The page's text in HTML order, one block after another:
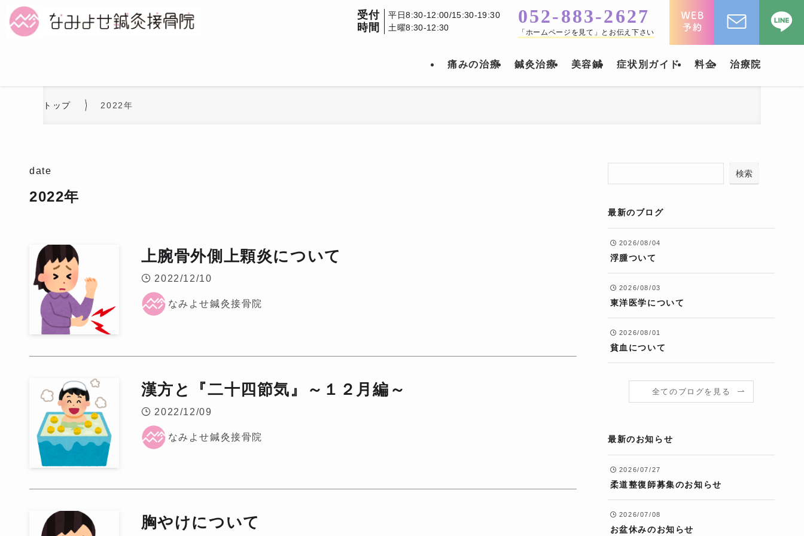
受付
時間
平日8:30-12:00/15:30-19:30
土曜8:30-12:30
052-883-2627
「ホームページを見て」とお伝え下さい
痛みの治療 鍼灸治療 美容鍼 症状別ガイド 料金 治療院
トップ 2022年
date
2022年
上腕骨外側上顆炎について
2022/12/10
なみよせ鍼灸接骨院
漢方と『二十四節気』～１２月編～
2022/12/09
なみよせ鍼灸接骨院
胸やけについて
検索
最新のブログ
2026/08/04
浮腫ついて
2026/08/03
東洋医学について
2026/08/01
貧血について
全てのブログを見る
最新のお知らせ
2026/07/27
柔道整復師募集のお知らせ
2026/07/08
お盆休みのお知らせ